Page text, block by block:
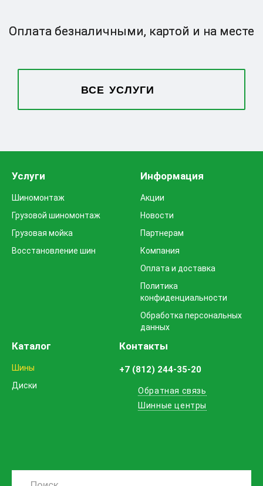
Оплата безналичными, картой и на месте
ВСЕ УСЛУГИ
Услуги
Шиномонтаж
Грузовой шиномонтаж
Грузовая мойка
Восстановление шин
Информация
Акции
Новости
Партнерам
Компания
Оплата и доставка
Политика
конфиденциальности
Обработка персональных
данных
Каталог
Шины
Диски
Контакты
+7 (812) 244-35-20
Обратная связь
Шинные центры